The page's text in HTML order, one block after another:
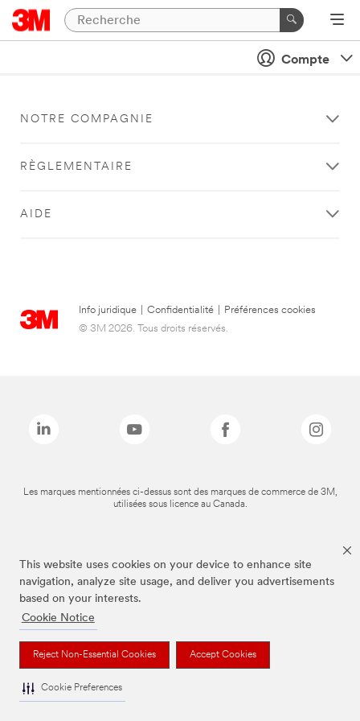
This website uses cookies on your device to enhance site
navigation, analyze site usage, and deliver you advertisements
based on your interests.
Cookie Notice
Reject Non-Essential Cookies Accept Cookies
Cookie Preferences
Compte
NOTRE COMPAGNIE
RÈGLEMENTAIRE
AIDE
Info juridique Confidentialité
Préférences cookies
© 3M 2026. Tous droits réservés.
Les marques mentionnées ci-dessus sont des marques de commerce de 3M,
utilisées sous licence au Canada.